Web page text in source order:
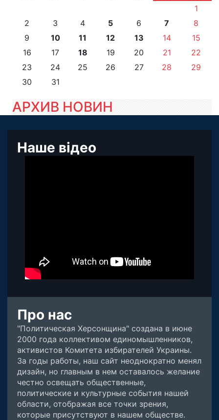
1
2
3 4 5 6 7
8
9
10 11 12 13 14
15
16
17 18 19 20 21
22
23
24 25 26 27 28
29
30
31
АРХИВ НОВИН
Наше відео
Про нас
"Политическая Херсонщина" создана в июне
2000 года коллективом единомышленников,
активистов Комитета избирателей Украины.
За годы работы, наш сайт неоднократно менял
дизайн, но главным в нем оставалось желание
честно освещать общественные,
политические и культурные события нашей
области, отображая все точки зрения,
которые присутствуют в нашем обществе.